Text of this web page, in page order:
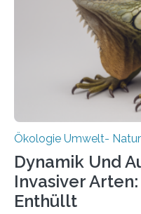
Ein Netz aus 155
über Deutschlands
in den vergangenen
Wissenschaftlerinnen
Thünen-Instituts für
Ökologie Umwelt-
Dynamik Und
Invasiver
Enthüllt